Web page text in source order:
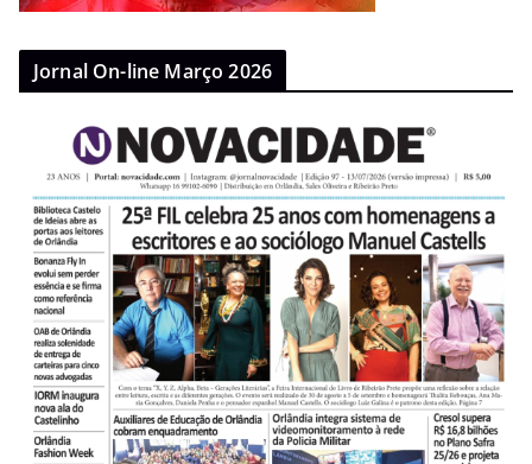
Jornal On-line Março 2026